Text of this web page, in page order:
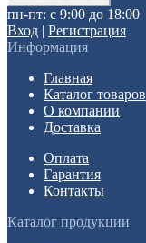
пн-пт: с 9:00 до 18:00
Вход | Регистрация
Информация
Главная
Каталог товаров
О компании
Доставка
Оплата
Гарантия
Контакты
Каталог продукции